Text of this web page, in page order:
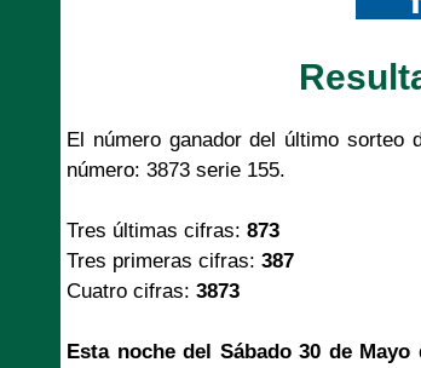
El número ganador del último sorteo
número: 3873 serie 155.
Tres últimas cifras: 873
Tres primeras cifras: 387
Cuatro cifras: 3873
Esta noche del Sábado 30 de Mayo